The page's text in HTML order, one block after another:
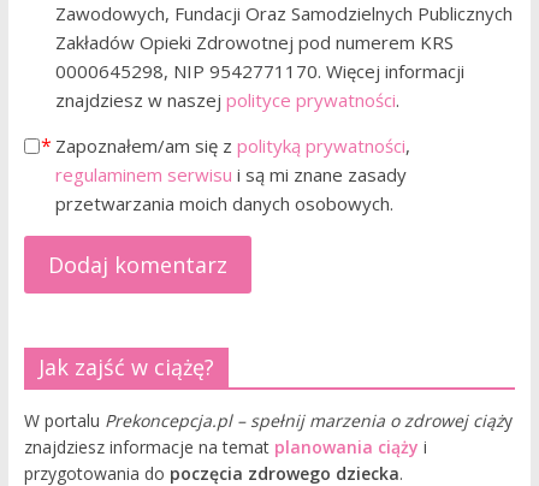
Zawodowych, Fundacji Oraz Samodzielnych Publicznych
Zakładów Opieki Zdrowotnej pod numerem KRS
0000645298, NIP 9542771170. Więcej informacji
znajdziesz w naszej polityce prywatności.
Zapoznałem/am się z polityką prywatności,
regulaminem serwisu i są mi znane zasady
przetwarzania moich danych osobowych.
Jak zajść w ciążę?
W portalu Prekoncepcja.pl – spełnij marzenia o zdrowej ciąży
znajdziesz informacje na temat planowania ciąży i
przygotowania do poczęcia zdrowego dziecka.